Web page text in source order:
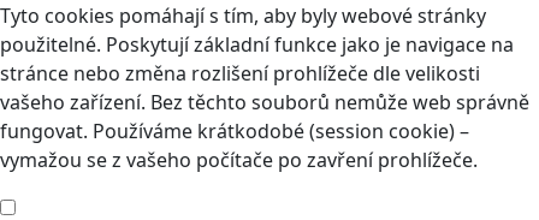
Tyto cookies pomáhají s tím, aby byly webové stránky
použitelné. Poskytují základní funkce jako je navigace na
stránce nebo změna rozlišení prohlížeče dle velikosti
vašeho zařízení. Bez těchto souborů nemůže web správně
fungovat. Používáme krátkodobé (session cookie) –
vymažou se z vašeho počítače po zavření prohlížeče.